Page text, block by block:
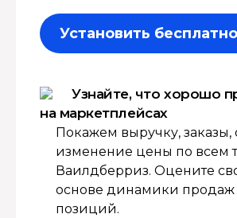
Установить бесплатно
Узнайте, что хорошо
на маркетплейсах
Покажем выручку, заказы,
изменение цены по всем
Ваилдберриз. Оцените
основе динамики продаж
позиций.